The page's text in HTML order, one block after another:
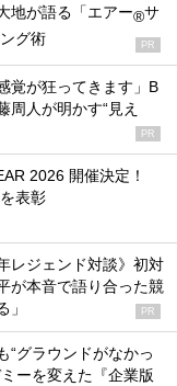
地が語る「エアー®サ
グ術 PR
覚が狂ってきます」B
周人が明かす“見え
PR
2026 開催決定！
表彰
レジェンド対談》初対
が本音で語り合った競
」
PR
“グラウンドがなかっ
ーを変えた『企業版